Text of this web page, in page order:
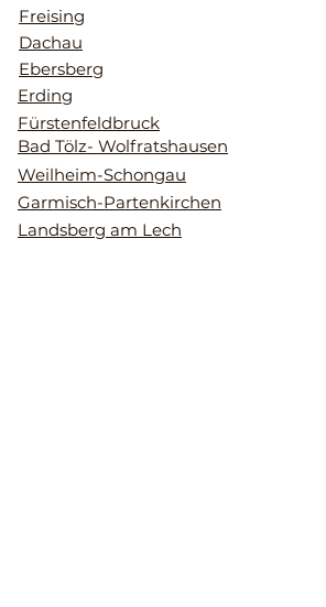
Freising
Dachau
Ebersberg
Erding
Fürstenfeldbruck
Bad Tölz- Wolfratshausen
Weilheim-Schongau
Garmisch-Partenkirchen
Landsberg am Lech